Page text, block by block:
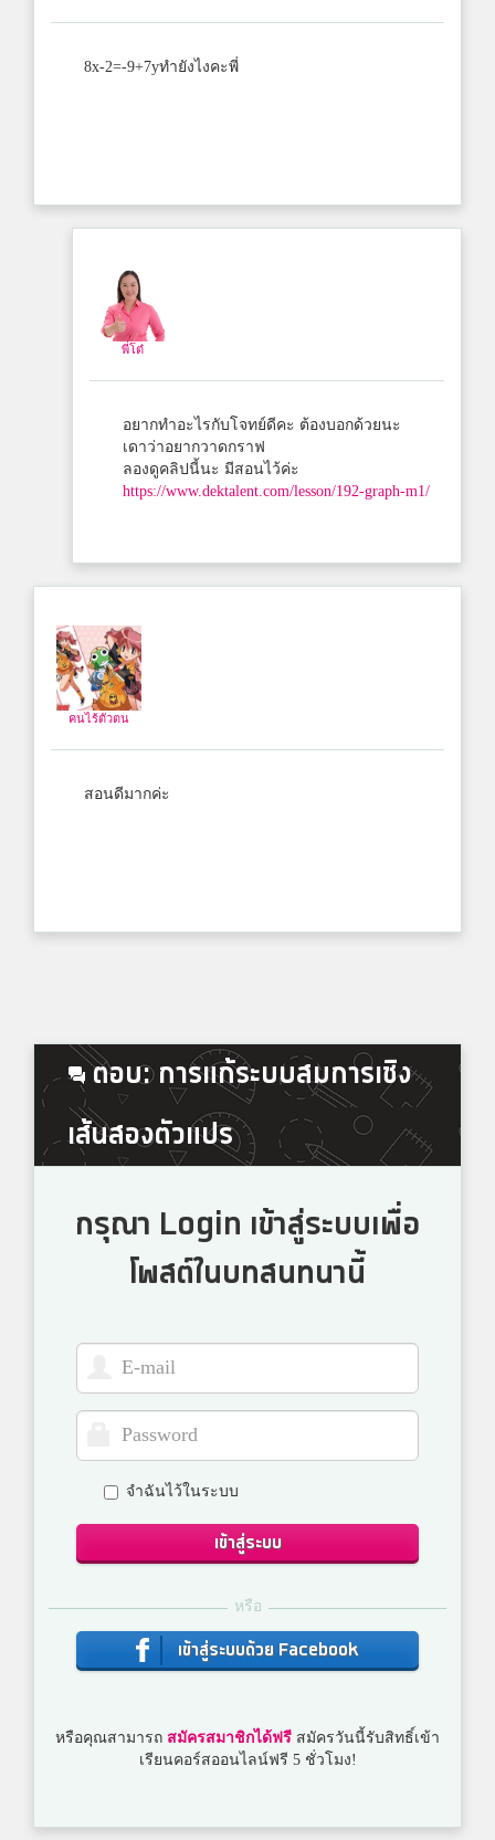
8x-2=-9+7yทำยังไงคะพี่
พี่โต๋
อยากทำอะไรกับโจทย์ดีคะ ต้องบอกด้วยนะ
เดาว่าอยากวาดกราฟ
ลองดูคลิปนี้นะ มีสอนไว้ค่ะ
https://www.dektalent.com/lesson/192-graph-m1/
คนไร้ตัวตน
สอนดีมากค่ะ
ตอบ: การแก้ระบบสมการเชิง
เส้นสองตัวแปร
กรุณา Login เข้าสู่ระบบเพื่อ
โพสต์ในบทสนทนานี้
จำฉันไว้ในระบบ
เข้าสู่ระบบ
หรือ
เข้าสู่ระบบด้วย Facebook
หรือคุณสามารถ สมัครสมาชิกได้ฟรี สมัครวันนี้รับสิทธิ์เข้า
เรียนคอร์สออนไลน์ฟรี 5 ชั่วโมง!